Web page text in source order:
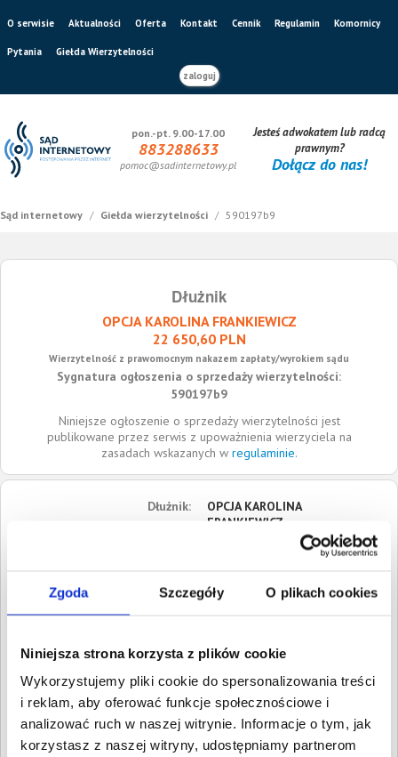
Zgoda Szczegóły O plikach cookies
Niniejsza strona korzysta z plików cookie
Wykorzystujemy pliki cookie do spersonalizowania treści
i reklam, aby oferować funkcje społecznościowe i
analizować ruch w naszej witrynie. Informacje o tym, jak
korzystasz z naszej witryny, udostępniamy partnerom
O serwisie Aktualności Oferta Kontakt Cennik Regulamin Komornicy
Pytania
Giełda Wierzytelności
zaloguj
pon.-pt. 9.00-17.00
883288633
pomoc@sadinternetowy.pl
Jesteś adwokatem lub radcą
prawnym?
Dołącz do nas!
Sąd internetowy / Giełda wierzytelności / 590197b9
Dłużnik
OPCJA KAROLINA FRANKIEWICZ
22 650,60 PLN
Wierzytelność z prawomocnym nakazem zapłaty/wyrokiem sądu
Sygnatura ogłoszenia o sprzedaży wierzytelności:
590197b9
Niniejsze ogłoszenie o sprzedaży wierzytelności jest
publikowane przez serwis z upoważnienia wierzyciela na
zasadach wskazanych w regulaminie.
Dłużnik:
OPCJA KAROLINA
FRANKIEWICZ
Pomorskie
Wartość:20 000,00 PLN
sierpnia 2022
W sumie: Wartość:20 000,00 PLN
Koszty sądowe:
2 650,60 PLN